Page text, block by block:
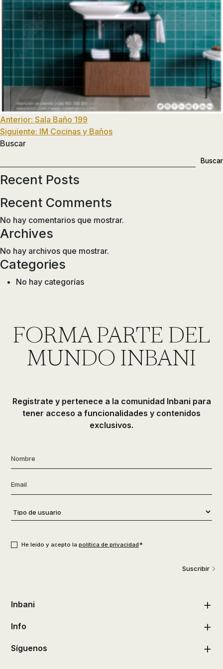
de
ducha,
accesorios…
Navegación
de
entradas
Anterior: Sala Baño 199
Siguiente: IM Cocinas y Baños
Buscar
Buscar
Recent Posts
Recent Comments
No hay comentarios que mostrar.
Archives
No hay archivos que mostrar.
Categories
No hay categorías
FORMA PARTE DEL
MUNDO INBANI
Registrate y pertenece a la comunidad Inbani para
tener acceso a funcionalidades y contenidos
exclusivos.
Nombre
Email
Tipo
de
He leído y acepto la política de privacidad*
Suscribir
Inbani
Info
Síguenos